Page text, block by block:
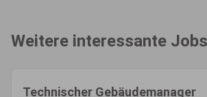
Weitere interessante Jobs
Technischer Gebäudemanager